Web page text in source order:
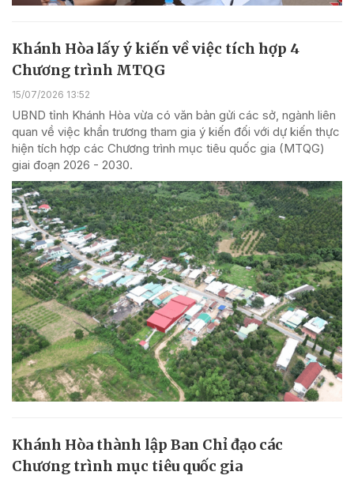
Khánh Hòa lấy ý kiến về việc tích hợp 4
Chương trình MTQG
15/07/2026 13:52
UBND tỉnh Khánh Hòa vừa có văn bản gửi các sở, ngành liên
quan về việc khẩn trương tham gia ý kiến đối với dự kiến thực
hiện tích hợp các Chương trình mục tiêu quốc gia (MTQG)
giai đoạn 2026 - 2030.
Khánh Hòa thành lập Ban Chỉ đạo các
Chương trình mục tiêu quốc gia